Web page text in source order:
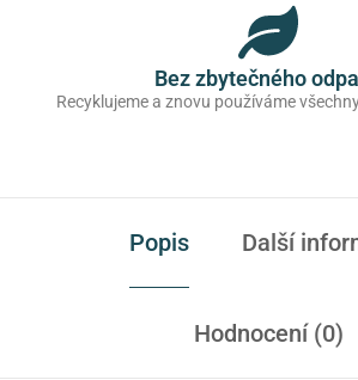
Bez zbytečného
Recyklujeme a znovu používáme
Popis Další
Hodnocení (0)